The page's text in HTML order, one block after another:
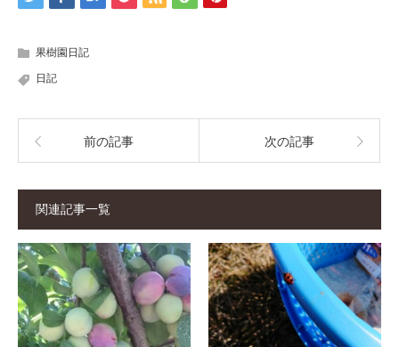
果樹園日記
日記
前の記事 次の記事
関連記事一覧